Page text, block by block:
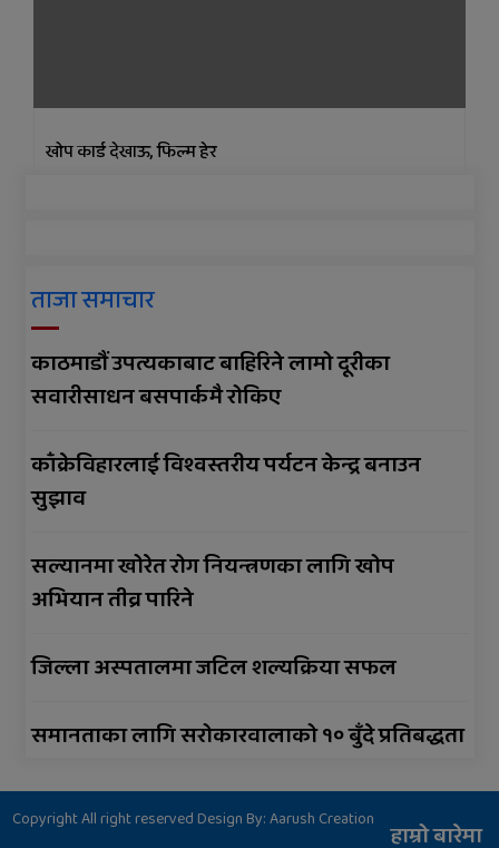
खोप कार्ड देखाऊ, फिल्म हेर
ताजा समाचार
काठमाडौं उपत्यकाबाट बाहिरिने लामो दूरीका
सवारीसाधन बसपार्कमै रोकिए
काँक्रेविहारलाई विश्वस्तरीय पर्यटन केन्द्र बनाउन
सुझाव
सल्यानमा खोरेत रोग नियन्त्रणका लागि खोप
अभियान तीव्र पारिने
जिल्ला अस्पतालमा जटिल शल्यक्रिया सफल
समानताका लागि सरोकारवालाको १० बुँदे प्रतिबद्धता
Copyright All right reserved Design By:Aarush Creation हाम्रो बारेमा